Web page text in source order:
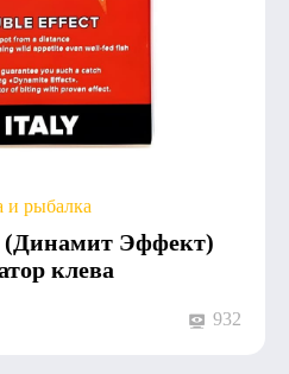
и рыбалка
(Динамит Эффект)
клева
932